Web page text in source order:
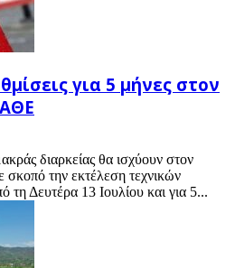
για 5 μήνες στον
διαρκείας θα ισχύουν στον
την εκτέλεση τεχνικών
τη Δευτέρα 13 Ιουλίου και για 5...